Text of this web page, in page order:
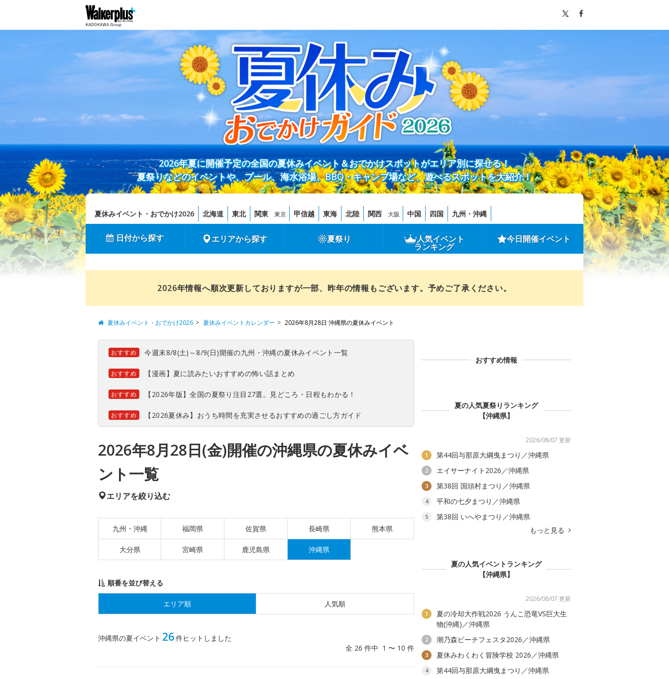
2026年夏に開催予定の全国の夏休みイベント＆おでかけスポットがエリア別に探せる！
夏祭りなどのイベントや、プール、海水浴場、BBQ・キャンプ場など、遊べるスポットを大紹介！
夏休みイベント・おでかけ2026 北海道 東北 関東 東京 甲信越 東海 北陸 関西 大阪 中国 四国 九州・沖縄
日付から探す エリアから探す 夏祭り 人気イベント
ランキング
今日開催イベント
2026年情報へ順次更新しておりますが一部、昨年の情報もございます。予めご了承ください。
夏休みイベント・おでかけ2026 夏休みイベントカレンダー 2026年8月28日 沖縄県の夏休みイベント
おすすめ 今週末8/8(土)～8/9(日)開催の九州・沖縄の夏休みイベント一覧
おすすめ 【漫画】夏に読みたいおすすめの怖い話まとめ
おすすめ 【2026年版】全国の夏祭り注目27選。見どころ・日程もわかる！
おすすめ 【2026夏休み】おうち時間を充実させるおすすめの過ごし方ガイド
2026年8月28日(金)開催の沖縄県の夏休みイベ
ント一覧
エリアを絞り込む
九州・沖縄 福岡県 佐賀県 長崎県 熊本県
大分県 宮崎県 鹿児島県 沖縄県
順番を並び替える
エリア順 人気順
沖縄県の夏イベント 26件ヒットしました
全 26 件中 1 〜 10 件
おすすめ情報
夏の人気夏祭りランキング
【沖縄県】
2026/08/07 更新
1 第44回与那原大綱曳まつり／沖縄県
2 エイサーナイト2026／沖縄県
3 第38回 国頭村まつり／沖縄県
4 平和の七夕まつり／沖縄県
5
第38回 いへやまつり／沖縄県
もっと見る
夏の人気イベントランキング
【沖縄県】
2026/08/07 更新
1
夏の冷却大作戦2026 うんこ恐竜VS巨大生
物(沖縄)／沖縄県
2 潮乃森ビーチフェスタ2026／沖縄県
3 夏休みわくわく冒険学校 2026／沖縄県
4 第44回与那原大綱曳まつり／沖縄県